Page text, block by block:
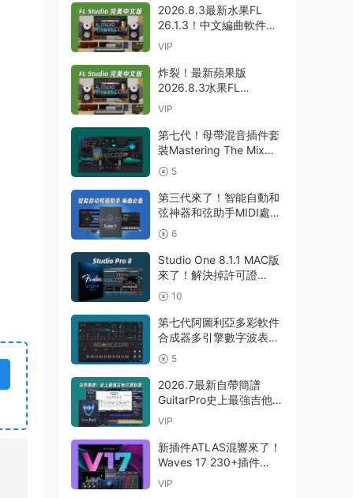
2026.8.3最新水果FL
26.1.3！中文編曲軟件
Image-Line – FL Studio
Build 5570 All Plugins
WIN
VIP
炸裂！最新蘋果版
2026.8.3水果FL
26.1.3！中文編曲軟件
Producer Edition
v26.1.3.5336 (All
GUISEPPE MAC
VIP
第七代！母帶混音插件套
裝Mastering The Mix
Bundle v2026.7.21 U2B
MAC-MORiA
5
第三代來了！智能自動和
弦神器和弦助手MIDI處理
Plugin Boutique – Scaler
3 v3.3.0 MAC
6
Studio One 8.1.1 MAC版
來了！解決掉許可證
Presonus Studio One
Pro 8 v8.1.1 MacOS U2B
完美中文破解版Fender
Studio Pro 8
10
第七代阿圖利亞多彩軟件
合成器多引擎數字波表合
成器 Arturia Pigments
v7.0.1 CE-V.R WIN
5
2026.7最新自帶簡譜
GuitarPro史上最強吉他打
譜制譜Guitar Pro 8.1.5-
VIP
新插件ATLAS混響來了！
Waves 17 230+插件
Waves Ultimate
VIP